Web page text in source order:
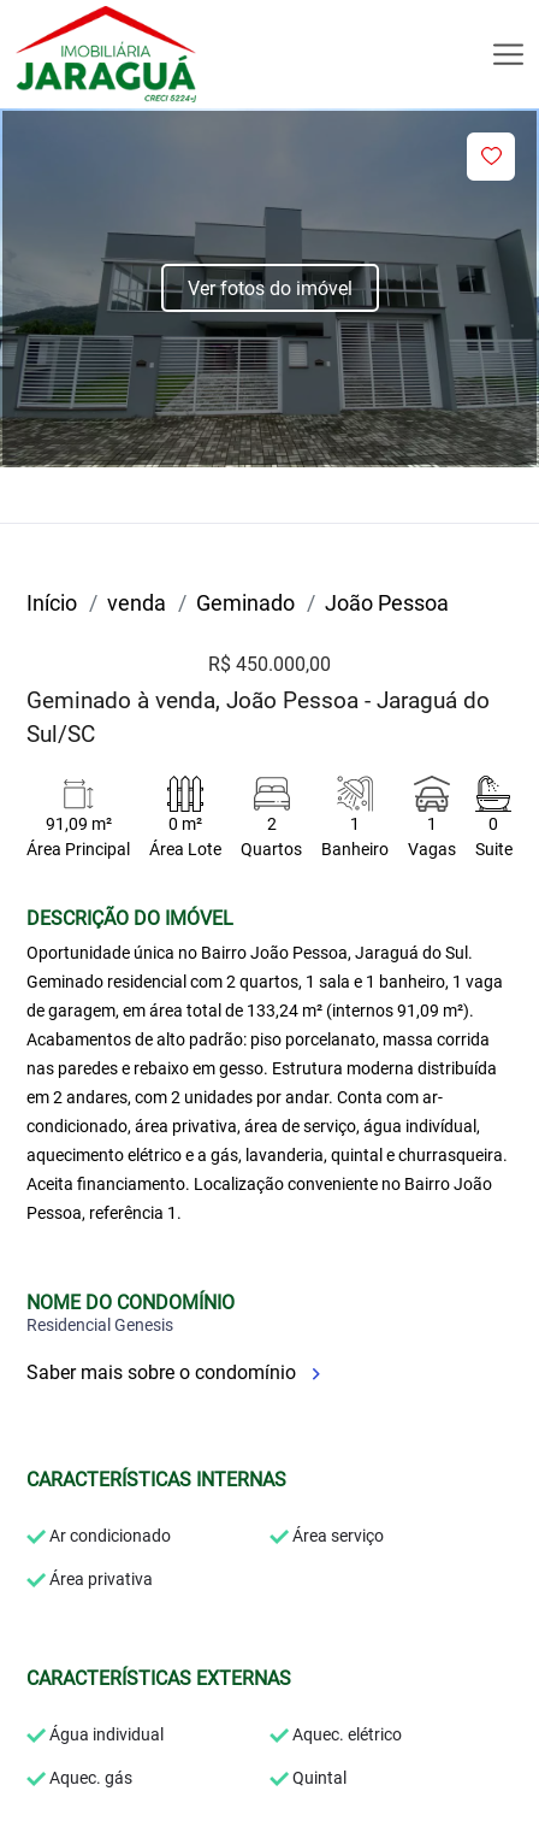
Ver fotos do imóvel
Início venda Geminado João Pessoa
R$ 450.000,00
Geminado à venda, João Pessoa - Jaraguá do
Sul/SC
91,09 m²
Área Principal
0 m²
Área Lote
2
Quartos
1
Banheiro
1
Vagas
0
Suite
DESCRIÇÃO DO IMÓVEL
Oportunidade única no Bairro João Pessoa, Jaraguá do Sul.
Geminado residencial com 2 quartos, 1 sala e 1 banheiro, 1 vaga
de garagem, em área total de 133,24 m² (internos 91,09 m²).
Acabamentos de alto padrão: piso porcelanato, massa corrida
nas paredes e rebaixo em gesso. Estrutura moderna distribuída
em 2 andares, com 2 unidades por andar. Conta com ar-
condicionado, área privativa, área de serviço, água indivídual,
aquecimento elétrico e a gás, lavanderia, quintal e churrasqueira.
Aceita financiamento. Localização conveniente no Bairro João
Pessoa, referência 1.
NOME DO CONDOMÍNIO
Residencial Genesis
Saber mais sobre o condomínio
CARACTERÍSTICAS INTERNAS
Ar condicionado Área serviço
Área privativa
CARACTERÍSTICAS EXTERNAS
Água individual Aquec. elétrico
Aquec. gás Quintal